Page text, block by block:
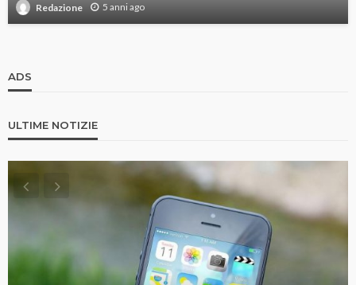
Redazione 5 anni ago
ADS
ULTIME NOTIZIE